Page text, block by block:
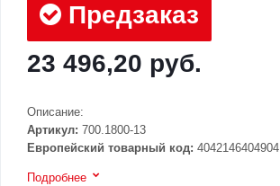
Предзаказ
23 496,20 руб.
Описание:
Артикул: 700.1800-13
Европейский товарный код: 4042146404904
Подробнее